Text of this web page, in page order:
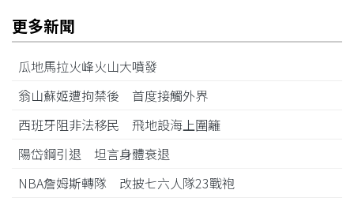
更多新聞
瓜地馬拉火峰火山大噴發
翁山蘇姬遭拘禁後 首度接觸外界
西班牙阻非法移民 飛地設海上圍籬
陽岱鋼引退 坦言身體衰退
NBA詹姆斯轉隊 改披七六人隊23戰袍